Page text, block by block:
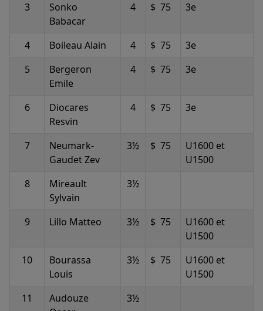
3
Sonko
Babacar
4 $ 75 3e
4 Boileau Alain 4 $ 75
3e
5
Bergeron
Emile
4 $ 75 3e
6
Diocares
Resvin
4 $ 75 3e
7
Neumark-
Gaudet Zev
3½ $ 75
U1600 et
U1500
8
Mireault
Sylvain
3½
9 Lillo Matteo 3½ $ 75
U1600 et
U1500
10
Bourassa
Louis
3½ $ 75
U1600 et
U1500
11
Audouze
3½